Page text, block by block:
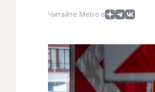
Читайте Metro в